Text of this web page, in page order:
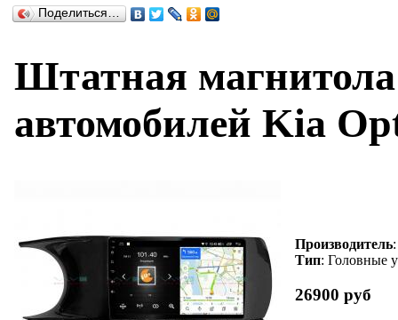
Поделиться…
Штатная
автомобилей Kia
Производитель
Тип: Головные
26900 руб